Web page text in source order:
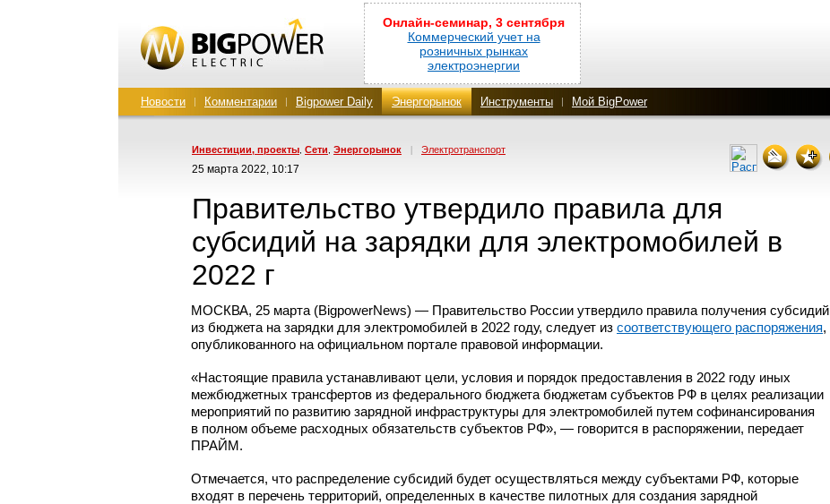
Онлайн-семинар, 3 сентября
Коммерческий учет на
розничных рынках
электроэнергии
Новости Комментарии Bigpower Daily Энергорынок Инструменты Мой BigPower
Инвестиции, проекты Сети Энергорынок | Электротранспорт
25 марта 2022, 10:17
Правительство утвердило правила для
субсидий на зарядки для электромобилей в
2022 г
МОСКВА, 25 марта (BigpowerNews) — Правительство России утвердило правила получения субсидий
из бюджета на зарядки для электромобилей в 2022 году, следует из соответствующего распоряжения,
опубликованного на официальном портале правовой информации.
«Настоящие правила устанавливают цели, условия и порядок предоставления в 2022 году иных
межбюджетных трансфертов из федерального бюджета бюджетам субъектов РФ в целях реализации
мероприятий по развитию зарядной инфраструктуры для электромобилей путем софинансирования
в полном объеме расходных обязательств субъектов РФ», — говорится в распоряжении, передает
ПРАЙМ.
Отмечается, что распределение субсидий будет осуществляться между субъектами РФ, которые
входят в перечень территорий, определенных в качестве пилотных для создания зарядной